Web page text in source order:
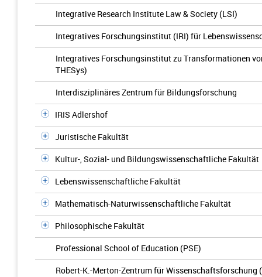
Integrative Research Institute Law & Society (LSI)
Integratives Forschungsinstitut (IRI) für
Integratives Forschungsinstitut zu Transformationen
THESys)
Interdisziplinäres Zentrum für Bildungsforschung
IRIS Adlershof
Juristische Fakultät
Kultur-, Sozial- und Bildungswissenschaftliche Fakultät
Lebenswissenschaftliche Fakultät
Mathematisch-Naturwissenschaftliche Fakultät
Philosophische Fakultät
Professional School of Education (PSE)
Robert-K.-Merton-Zentrum für Wissenschaftsforschung